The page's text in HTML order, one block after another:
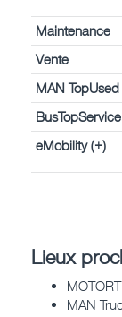
Maintenance
Vente
MAN TopUsed
BusTopService
eMobility (+)
Lieux
MAN